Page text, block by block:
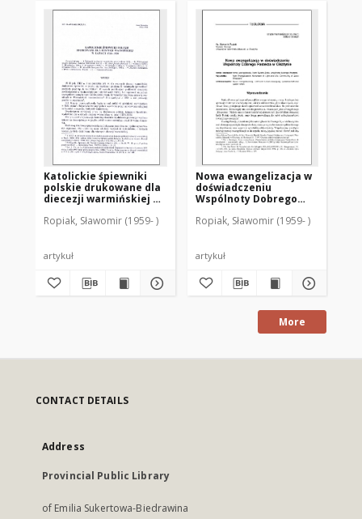
Katolickie śpiewniki
polskie drukowane dla
diecezji warmińskiej w
Ropiak, Sławomir (1959- )
artykuł
Nowa ewangelizacja w
doświadczeniu
Wspólnoty Dobrego
Ropiak, Sławomir (1959- )
artykuł
More
CONTACT DETAILS
Address
Provincial Public Library
of Emilia Sukertowa-Biedrawina